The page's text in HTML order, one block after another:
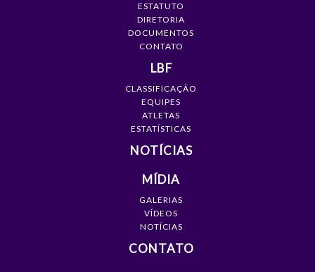
ESTATUTO
DIRETORIA
DOCUMENTOS
CONTATO
LBF
CLASSIFICAÇÃO
EQUIPES
ATLETAS
ESTATÍSTICAS
NOTÍCIAS
MÍDIA
GALERIAS
VÍDEOS
NOTÍCIAS
CONTATO